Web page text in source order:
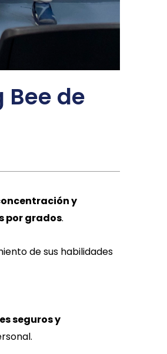
de
y
por grados.
de sus habilidades
seguros y